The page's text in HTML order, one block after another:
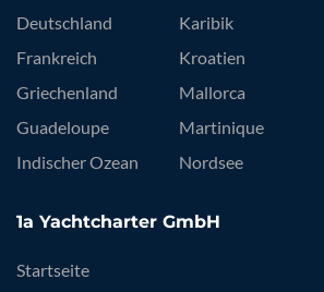
Deutschland
Frankreich
Griechenland
Guadeloupe
Indischer Ozean
Karibik
Kroatien
Mallorca
Martinique
Nordsee
1a Yachtcharter GmbH
Startseite